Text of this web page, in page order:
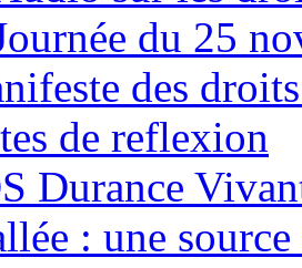
du 25
des
de reflexion
Durance
: une